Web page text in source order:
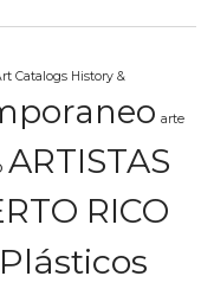
Catalogs History &
arte
ARTISTAS
RICO